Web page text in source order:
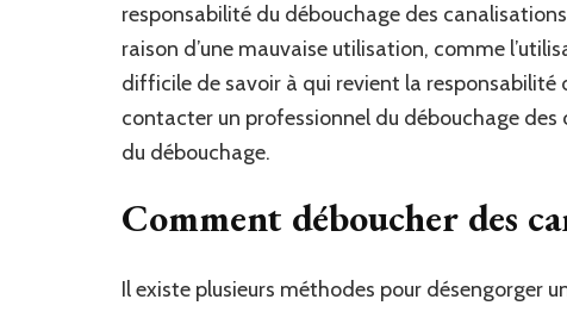
responsabilité du débouchage des
raison d’une mauvaise utilisation, comme
difficile de savoir à qui revient la responsabilité
contacter un professionnel du débouchage
du débouchage.
Comment déboucher des
Il existe plusieurs méthodes pour désengorger